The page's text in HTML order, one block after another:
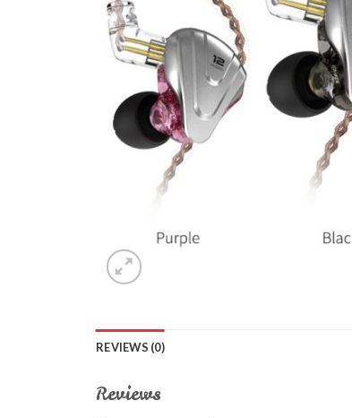
REVIEWS (0)
Reviews